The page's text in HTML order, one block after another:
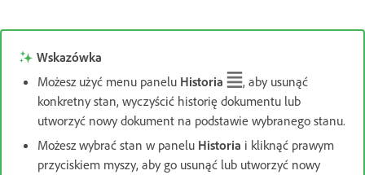
Wskazówka
Możesz użyć menu panelu Historia
, aby usunąć
konkretny stan, wyczyścić historię dokumentu lub
utworzyć nowy dokument na podstawie wybranego stanu.
Możesz wybrać stan w panelu Historia i kliknąć prawym
przyciskiem myszy, aby go usunąć lub utworzyć nowy